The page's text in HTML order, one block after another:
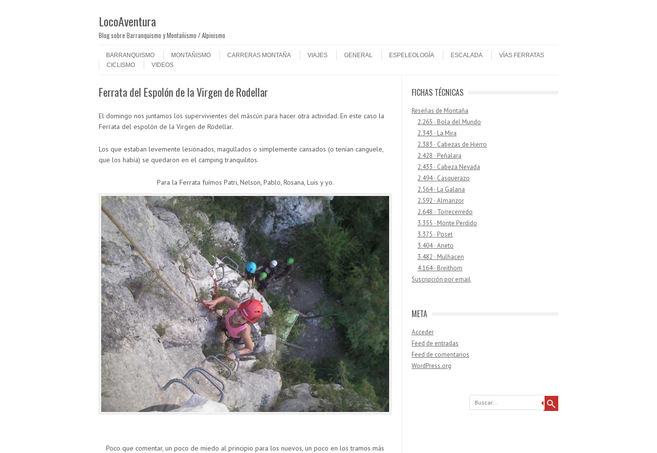
LocoAventura
Blog sobre Barranquismo y Montañismo / Alpinismo
Menú
BARRANQUISMO
MONTAÑISMO CARRERAS MONTAÑA VIAJES GENERAL ESPELEOLOGÍA ESCALADA
VÍAS FERRATAS
CICLISMO
VIDEOS
Ferrata del Espolón de la Virgen de Rodellar
El domingo nos juntamos los supervivientes del máscún para hacer otra actividad. En este caso la
Ferrata del espolón de la Virgen de Rodellar.
Los que estaban levemente lesionados, magullados o simplemente cansados (o tenían canguele,
que los había) se quedaron en el camping tranquilitos.
Para la Ferrata fuímos Patri, Nelson, Pablo, Rosana, Luis y yo.
Poco que comentar, un poco de miedo al principio para los nuevos, un poco en los tramos más
FICHAS TÉCNICAS
Reseñas de Montaña
2.265 · Bola del Mundo
2.343 · La Mira
2.383 · Cabezas de Hierro
2.428 · Peñalara
2.433 · Cabeza Nevada
2.494 · Casquerazo
2.564 · La Galana
2.592 · Almanzor
2.648 · Torrecerredo
3.355 · Monte Perdido
3.375 · Poset
3.404 · Aneto
3.482 · Mulhacen
4.164 · Breithorn
Suscripción por email
META
Acceder
Feed de entradas
Feed de comentarios
WordPress.org